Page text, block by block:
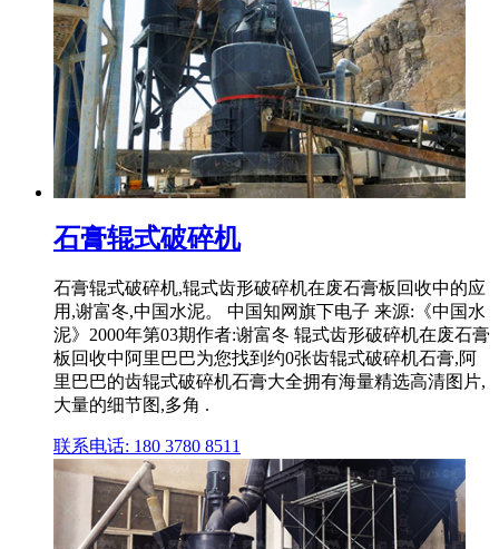
石膏辊式破碎机
石膏辊式破碎机,辊式齿形破碎机在废石膏板回收中的应
用,谢富冬,中国水泥。 中国知网旗下电子 来源:《中国水
泥》2000年第03期作者:谢富冬 辊式齿形破碎机在废石膏
板回收中阿里巴巴为您找到约0张齿辊式破碎机石膏,阿
里巴巴的齿辊式破碎机石膏大全拥有海量精选高清图片,
大量的细节图,多角 .
联系电话: 180 3780 8511